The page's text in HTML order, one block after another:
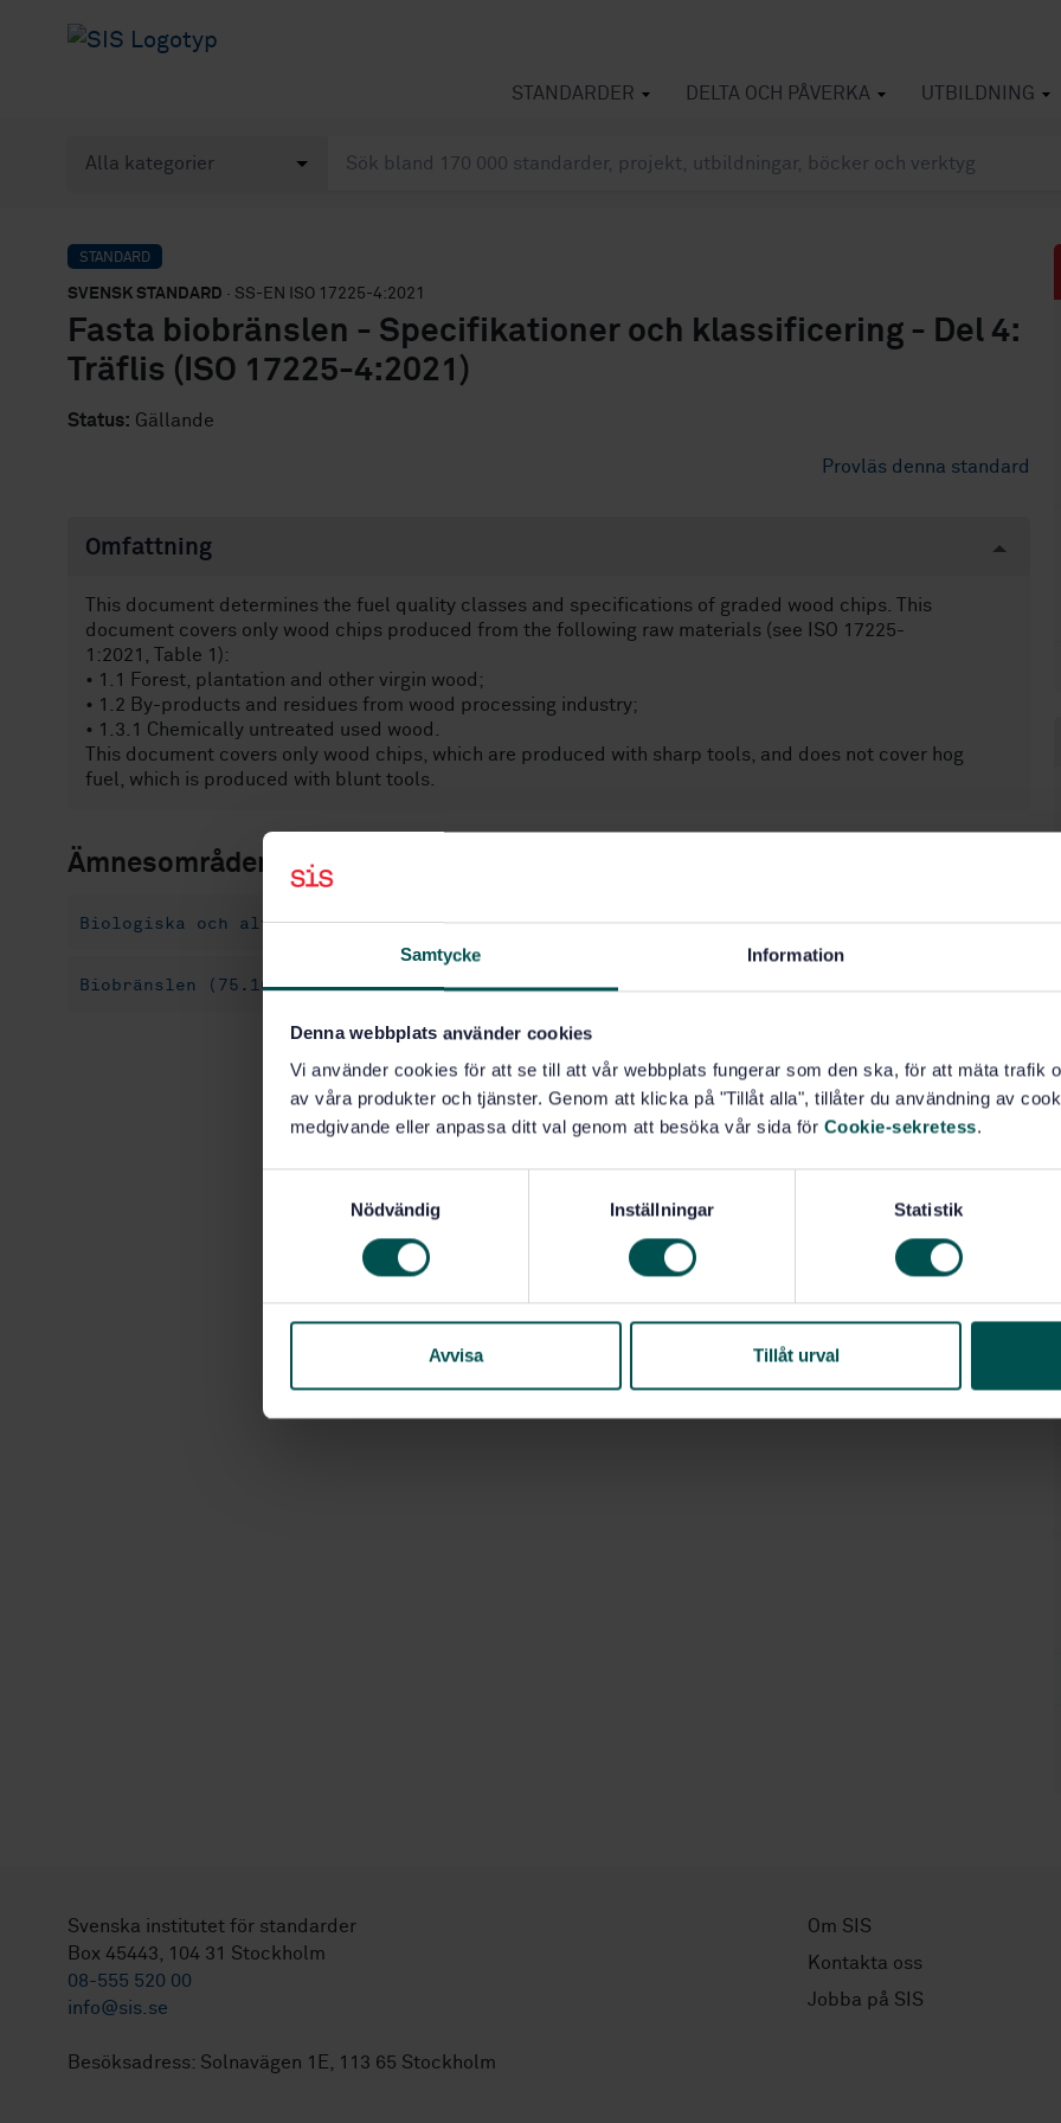
Samtycke Information
Denna webbplats använder cookies
Vi använder cookies för att se till att vår webbplats fungerar som den ska, för att mäta trafik
av våra produkter och tjänster. Genom att klicka på "Tillåt alla", tillåter du användning av
medgivande eller anpassa ditt val genom att besöka vår sida för Cookie-sekretess.
s
Nödvändig Inställningar Statistik
Avvisa Tillåt urval
STANDARDER DELTA OCH PÅVERKA UTBILDNING
STANDARD
SVENSK STANDARD · SS-EN ISO 17225-4:2021
Fasta biobränslen - Specifikationer och klassificering - Del 4:
Träflis (ISO 17225-4:2021)
Status: Gällande
Provläs denna standard
Omfattning
This document determines the fuel quality classes and specifications of graded wood chips. This
document covers only wood chips produced from the following raw materials (see ISO 17225-
1:2021, Table 1):
• 1.1 Forest, plantation and other virgin wood;
• 1.2 By-products and residues from wood processing industry;
• 1.3.1 Chemically untreated used wood.
This document covers only wood chips, which are produced with sharp tools, and does not cover hog
fuel, which is produced with blunt tools.
Ämnesområden
Biologiska och alternativa energikällor (27.190) Fasta bränslen (75.160.10)
Biobränslen (75.160.40)
Svenska institutet för standarder
Box 45443, 104 31 Stockholm
08-555 520 00
info@sis.se
Besöksadress: Solnavägen 1E, 113 65 Stockholm
Om SIS
Kontakta oss
Jobba på SIS